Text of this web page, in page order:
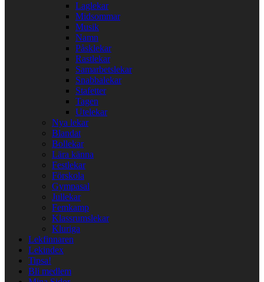
Laglekar
Midsommar
Musik
Namn
Påsklekar
Rastlekar
Samarbetslekar
Snabbalekar
Stafetter
Tagen
Utelekar
Nya lekar
Blandat
Bollekar
Lära känna
Festlekar
Förskola
Gympasal
Jullekar
Femkamp
Klassrumslekar
Kluriga
Lekfinnaren
Lekindex
Tipsa!
Bli medlem